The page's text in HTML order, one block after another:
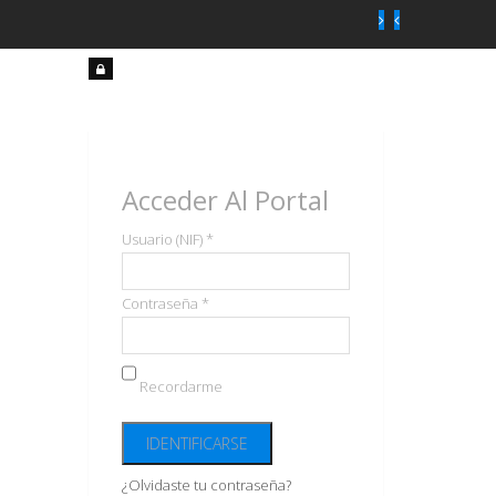
Acceder Al Portal
Usuario (NIF) *
Contraseña *
Recordarme
¿Olvidaste tu contraseña?